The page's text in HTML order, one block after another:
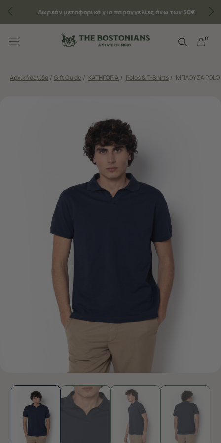
Δωρεάν μεταφορικά για παραγγελίες άνω των 50€
0
Αρχική σελίδα / Gift Guide / ΚΑΤΗΓΟΡΙΑ / Polos & T-Shirts / ΜΠΛΟΥΖΑ POLO